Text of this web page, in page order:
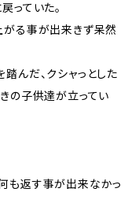
っていた。
がる事が出来きず呆然
んだ、クシャっとした
の子供達が立ってい
も返す事が出来なかっ